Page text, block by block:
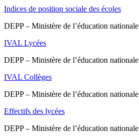
Indices de position sociale des écoles
DEPP – Ministère de l’éducation nationale
IVAL Lycées
DEPP – Ministère de l’éducation nationale
IVAL Collèges
DEPP – Ministère de l’éducation nationale
Effectifs des lycées
DEPP – Ministère de l’éducation nationale